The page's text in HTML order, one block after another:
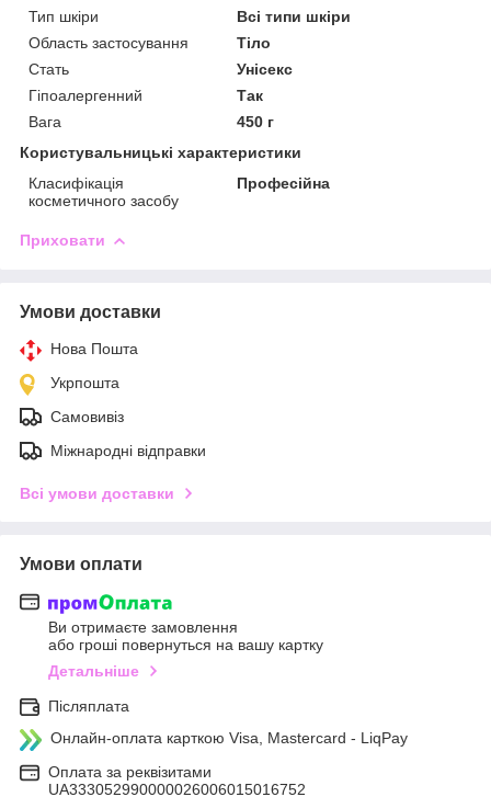
Тип шкіри
Всі типи шкіри
Область застосування
Тіло
Стать
Унісекс
Гіпоалергенний
Так
Вага
450 г
Користувальницькі характеристики
Класифікація
косметичного засобу
Професійна
Приховати
Умови доставки
Нова Пошта
Укрпошта
Самовивіз
Міжнародні відправки
Всі умови доставки
Умови оплати
Ви отримаєте замовлення
або гроші повернуться на вашу картку
Детальніше
Післяплата
Онлайн-оплата карткою Visa, Mastercard - LiqPay
Оплата за реквізитами
UA333052990000026006015016752